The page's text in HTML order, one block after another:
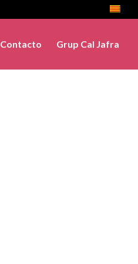
Contacto Grup Cal Jafra